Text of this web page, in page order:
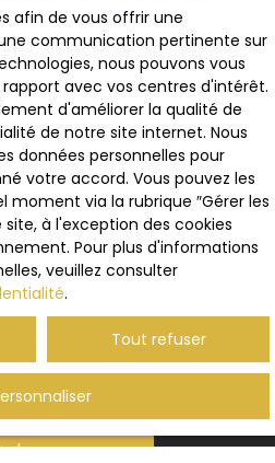
de mes données
au RGPD. Si vous ne
l'objet de prospection
téléphonique, vous pouvez
sur la liste d'opposition
prévu par l'article
consommation, sur le site
ou par courrier
Bloctel, CS 61311, 41013
le traitement de vos
veuillez consulter notre
.
des annonces
afin de vous offrir une
communication pertinente sur
nous pouvons vous
avec vos centres d'intérêt.
d'améliorer la qualité de
de notre site internet. Nous
données personnelles pour
votre accord. Vous pouvez les
via la rubrique ″Gérer les
à l'exception des cookies
Pour plus d'informations
veuillez consulter
.
Tout refuser